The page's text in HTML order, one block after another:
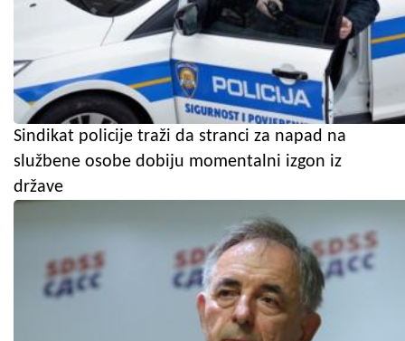
Sindikat policije traži da stranci za napad na
službene osobe dobiju momentalni izgon iz
države